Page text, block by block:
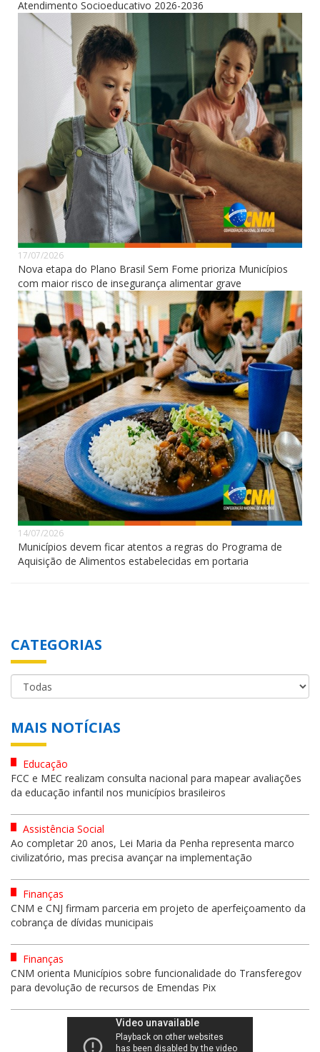
Atendimento Socioeducativo 2026-2036
17/07/2026
Nova etapa do Plano Brasil Sem Fome prioriza Municípios
com maior risco de insegurança alimentar grave
14/07/2026
Municípios devem ficar atentos a regras do Programa de
Aquisição de Alimentos estabelecidas em portaria
CATEGORIAS
MAIS NOTÍCIAS
Educação
FCC e MEC realizam consulta nacional para mapear avaliações
da educação infantil nos municípios brasileiros
Assistência Social
Ao completar 20 anos, Lei Maria da Penha representa marco
civilizatório, mas precisa avançar na implementação
Finanças
CNM e CNJ firmam parceria em projeto de aperfeiçoamento da
cobrança de dívidas municipais
Finanças
CNM orienta Municípios sobre funcionalidade do Transferegov
para devolução de recursos de Emendas Pix